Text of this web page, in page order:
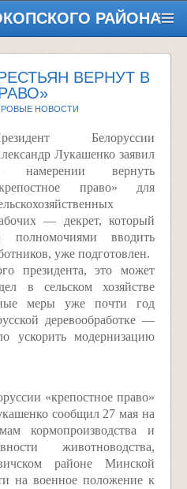
РАЙОНА
ВЕРНУТ В
НОВОСТИ
Белоруссии
Лукашенко заявил
намерении вернуть
право» для
— декрет, который
полномочиями вводить
уже подготовлен.
президента, это может
в сельском хозяйстве
меры уже почти год
деревообработке —
ускорить модернизацию
«крепостное право»
сообщил 27 мая на
кормопроизводства и
животноводства,
районе Минской
на военное положение к